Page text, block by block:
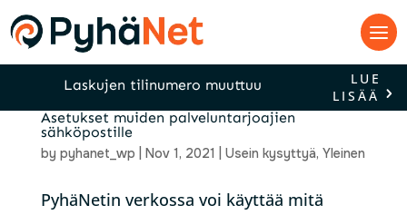
Laskujen tilinumero muuttuu
LUE
LISÄÄ
Asetukset muiden palveluntarjoajien
sähköpostille
by pyhanet_wp Nov 1, 2021 Usein kysyttyä, Yleinen
PyhäNetin verkossa voi käyttää mitä